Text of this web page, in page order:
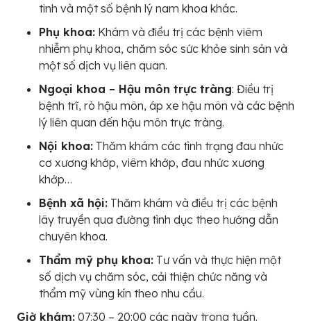
tinh và một số bệnh lý nam khoa khác.
Phụ khoa: Khám và điều trị các bệnh viêm
nhiễm phụ khoa, chăm sóc sức khỏe sinh sản và
một số dịch vụ liên quan.
Ngoại khoa – Hậu môn trực tràng: Điều trị
bệnh trĩ, rò hậu môn, áp xe hậu môn và các bệnh
lý liên quan đến hậu môn trực tràng.
Nội khoa: Thăm khám các tình trạng đau nhức
cơ xương khớp, viêm khớp, đau nhức xương
khớp…
Bệnh xã hội: Thăm khám và điều trị các bệnh
lây truyền qua đường tình dục theo hướng dẫn
chuyên khoa.
Thẩm mỹ phụ khoa: Tư vấn và thực hiện một
số dịch vụ chăm sóc, cải thiện chức năng và
thẩm mỹ vùng kín theo nhu cầu.
Giờ khám: 07:30 – 20:00 các ngày trong tuần.